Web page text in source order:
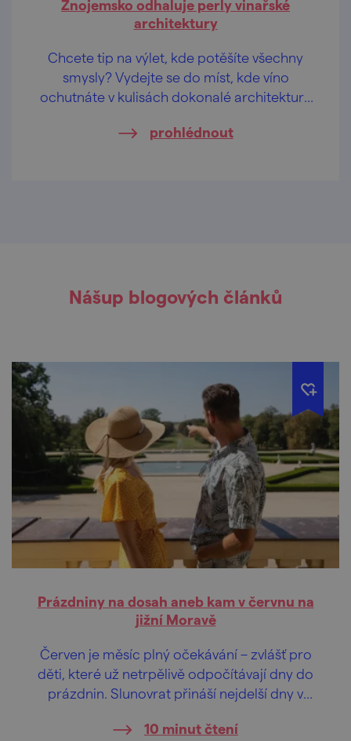
Znojemsko odhaluje perly vinařské
architektury
Chcete tip na výlet, kde potěšíte všechny
smysly? Vydejte se do míst, kde víno
ochutnáte v kulisách dokonalé architektury
přírody skrývá i originální moderní stavby.
prohlédnout
Nášup blogových článků
Prázdniny na dosah aneb kam v červnu na
jižní Moravě
Červen je měsíc plný očekávání – zvlášť pro
děti, které už netrpělivě odpočítávají dny do
prázdnin. Slunovrat přináší nejdelší dny v
krajina voní létem. Užijte si čas těsně před
10 minut čtení